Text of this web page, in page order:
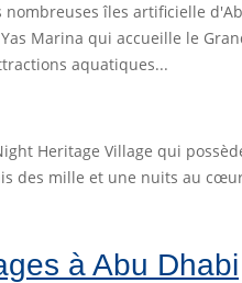
nombreuses îles artificielle
Marina qui accueille le
aquatiques...
Heritage Village qui
des mille et une nuits au
à Abu Dhabi